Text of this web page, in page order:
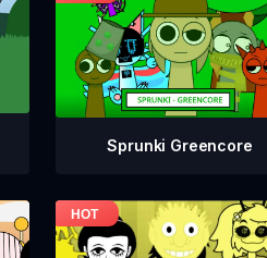
Sprunki Greencore